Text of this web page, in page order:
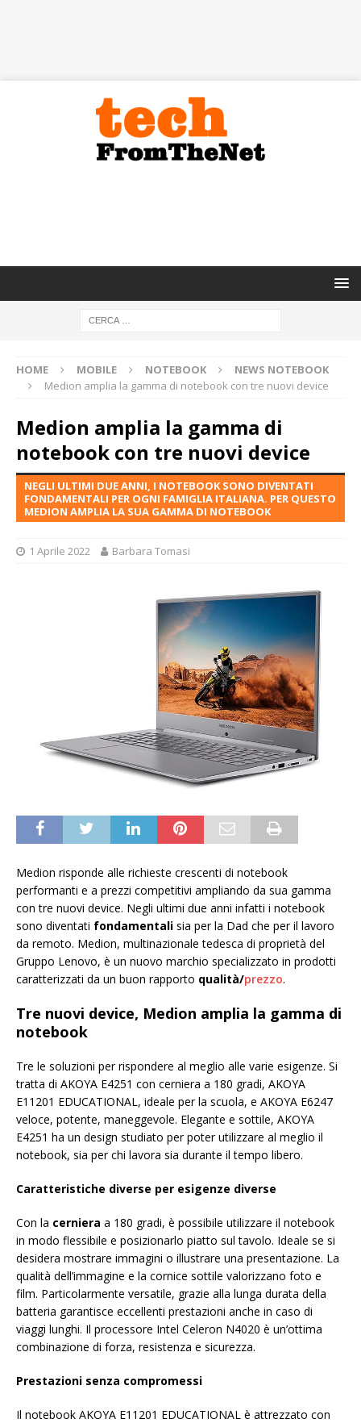
HOME MOBILE NOTEBOOK
NEWS NOTEBOOK
Medion amplia la gamma di notebook con tre nuovi device
Medion amplia la gamma di
notebook con tre nuovi device
NEGLI ULTIMI DUE ANNI, I NOTEBOOK SONO DIVENTATI
FONDAMENTALI PER OGNI FAMIGLIA ITALIANA. PER QUESTO
MEDION AMPLIA LA SUA GAMMA DI NOTEBOOK
1 Aprile 2022 Barbara Tomasi
Medion risponde alle richieste crescenti di notebook
performanti e a prezzi competitivi ampliando da sua gamma
con tre nuovi device. Negli ultimi due anni infatti i notebook
sono diventati fondamentali sia per la Dad che per il lavoro
da remoto. Medion, multinazionale tedesca di proprietà del
Gruppo Lenovo, è un nuovo marchio specializzato in prodotti
caratterizzati da un buon rapporto qualità/prezzo.
Tre nuovi device, Medion amplia la gamma di
notebook
Tre le soluzioni per rispondere al meglio alle varie esigenze. Si
tratta di AKOYA E4251 con cerniera a 180 gradi, AKOYA
E11201 EDUCATIONAL, ideale per la scuola, e AKOYA E6247
veloce, potente, maneggevole. Elegante e sottile, AKOYA
E4251 ha un design studiato per poter utilizzare al meglio il
notebook, sia per chi lavora sia durante il tempo libero.
Caratteristiche diverse per esigenze diverse
Con la cerniera a 180 gradi, è possibile utilizzare il notebook
in modo flessibile e posizionarlo piatto sul tavolo. Ideale se si
desidera mostrare immagini o illustrare una presentazione. La
qualità dell’immagine e la cornice sottile valorizzano foto e
film. Particolarmente versatile, grazie alla lunga durata della
batteria garantisce eccellenti prestazioni anche in caso di
viaggi lunghi. Il processore Intel Celeron N4020 è un’ottima
combinazione di forza, resistenza e sicurezza.
Prestazioni senza compromessi
Il notebook AKOYA E11201 EDUCATIONAL è attrezzato con